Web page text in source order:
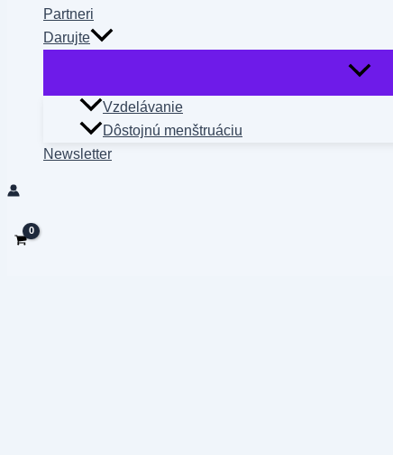
Partneri
Darujte
Vzdelávanie
Dôstojnú menštruáciu
Newsletter